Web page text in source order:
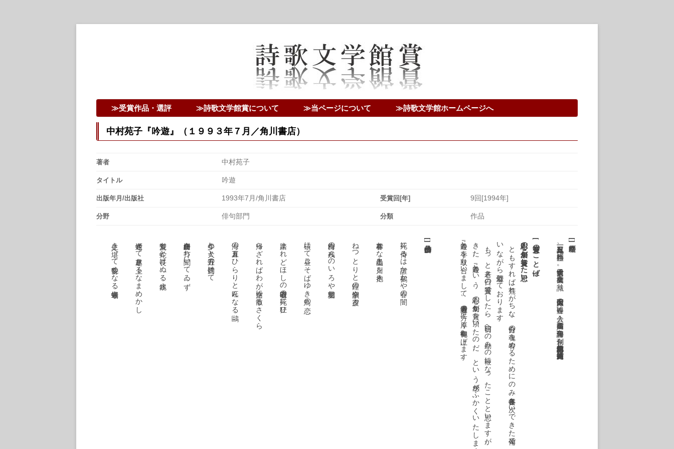
≫受賞作品・選評 ≫詩歌文学館賞について ≫当ページについて ≫詩歌文学館ホームページへ
中村苑子『吟遊』（１９９３年７月／角川書店）
著者 中村苑子
タイトル 吟遊
出版年月/出版社 1993年7月/角川書店 受賞回[年] 9回[1994年]
分野 俳句部門 分類 作品
[
]
一九一三年三月二五日、静岡生れ。日本女子大中退。三橋鷹女を識り、久保田万太郎の「春燈」に入会。高柳重信と「俳句評論」を創刊。句集『水妖詞館』『花狩』他。第二八回蛇笏賞受賞。
[
受賞のことば
]
彫心の句集が受賞した思い
い
。
き
。
『吟遊』と手を取り合いまして、選考委員の方々に厚く御礼申し上げます。
[
]
死に侍るは誰か鵺かや春の闇
暮春かな山黒々と川を抱き
ねつとりと鐘の余韻や夕霞
白梅の残んのいろや実朝忌
磧にて昼こそばゆき鳥の恋
踏まれどほしの磯巾着の死に狂ひ
帰らざればわが空席に散るさくら
海の五月よひらりと旺んなる鷗
少年と犬と五月の雲灼けて
白絣合槌を打ち聞いてゐず
荒髪も蛇と長けぬる水鏡
蛇過ぎて草起き上るなまめかし
生き堪へて貌昏くなる青蜥蜴